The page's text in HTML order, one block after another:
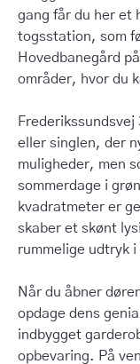
gang får du her et
togsstation, som
Hovedbanegård
områder, hvor du
eller singlen, der
muligheder, men
sommerdage i
kvadratmeter er
skaber et skønt
rummelige udtryk
Når du åbner
opdage dens
indbygget
opbevaring. På